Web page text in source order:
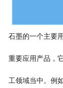
石墨的一个主要
重要应用产品，
工领域当中。例